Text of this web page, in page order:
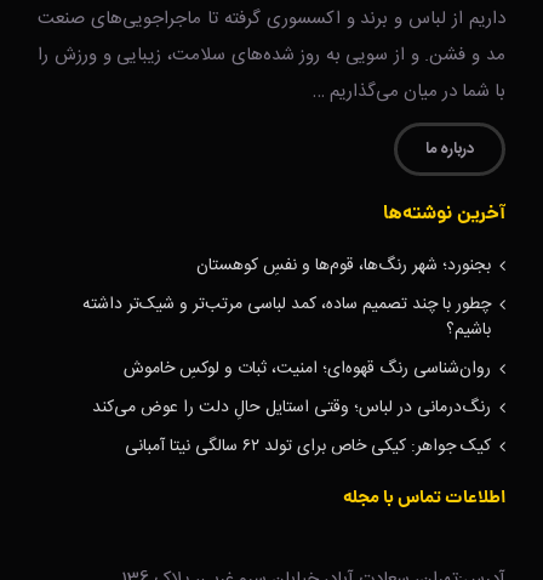
داریم از لباس و برند و اکسسوری گرفته تا ماجراجویی‌های صنعت
مد و فشن. و از سویی به روز شده‌های سلامت، زیبایی و ورزش را
با شما در میان می‌گذاریم …
درباره ما
آخرین نوشته‌ها
بجنورد؛ شهر رنگ‌ها، قوم‌ها و نفسِ کوهستان
چطور با چند تصمیم ساده، کمد لباسی مرتب‌تر و شیک‌تر داشته
باشیم؟
روان‌شناسی رنگ قهوه‌ای؛ امنیت، ثبات و لوکسِ خاموش
رنگ‌درمانی در لباس؛ وقتی استایل حالِ دلت را عوض می‌کند
کیک جواهر: کیکی خاص برای تولد ۶۲ سالگی نیتا آمبانی
اطلاعات تماس با مجله